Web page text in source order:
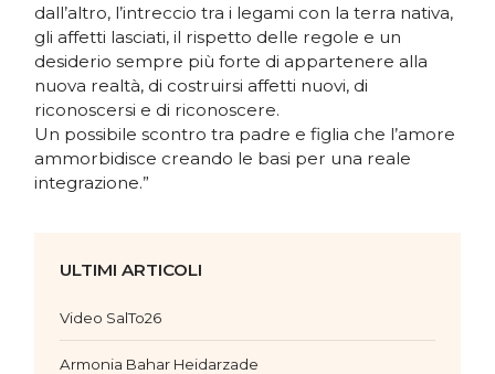
dall’altro, l’intreccio tra i legami con la terra nativa,
gli affetti lasciati, il rispetto delle regole e un
desiderio sempre più forte di appartenere alla
nuova realtà, di costruirsi affetti nuovi, di
riconoscersi e di riconoscere.
Un possibile scontro tra padre e figlia che l’amore
ammorbidisce creando le basi per una reale
integrazione.”
ULTIMI ARTICOLI
Video SalTo26
Armonia Bahar Heidarzade